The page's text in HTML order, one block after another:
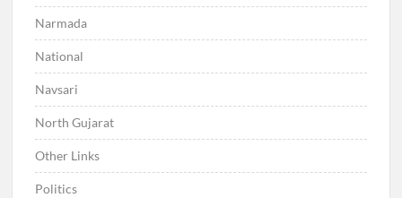
Narmada
National
Navsari
North Gujarat
Other Links
Politics